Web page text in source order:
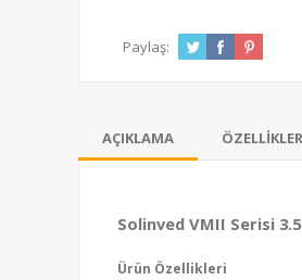
Paylaş:
AÇIKLAMA ÖZELLIKLER
Solinved VMII Serisi
Ürün Özellikleri